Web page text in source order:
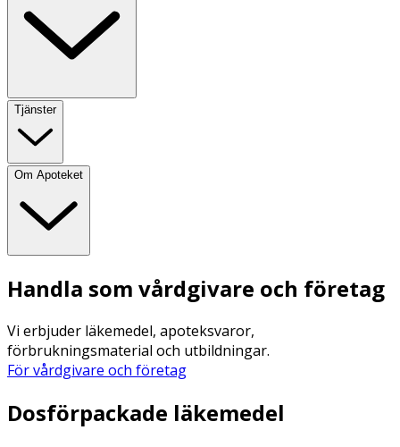
Tjänster
Om Apoteket
Handla som vårdgivare och företag
Vi erbjuder läkemedel, apoteksvaror,
förbrukningsmaterial och utbildningar.
För vårdgivare och företag
Dosförpackade läkemedel